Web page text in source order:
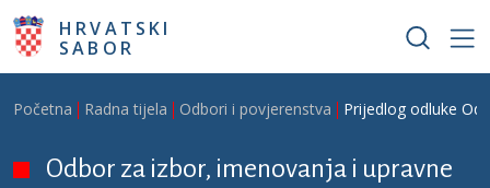
Skoči na glavni sadržaj
HRVATSKI
SABOR
Breadcrumb
Početna Radna tijela Odbori i povjerenstva Prijedlog odluke
Odbor za izbor, imenovanja i upravne